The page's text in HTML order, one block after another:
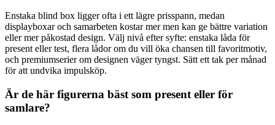
Enstaka blind box ligger ofta i ett lägre prisspann, medan
displayboxar och samarbeten kostar mer men kan ge bättre variation
eller mer påkostad design. Välj nivå efter syfte: enstaka låda för
present eller test, flera lådor om du vill öka chansen till favoritmotiv,
och premiumserier om designen väger tyngst. Sätt ett tak per månad
för att undvika impulsköp.
Är de här figurerna bäst som present eller för
samlare?